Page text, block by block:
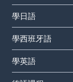
學日語
學西班牙語
學英語